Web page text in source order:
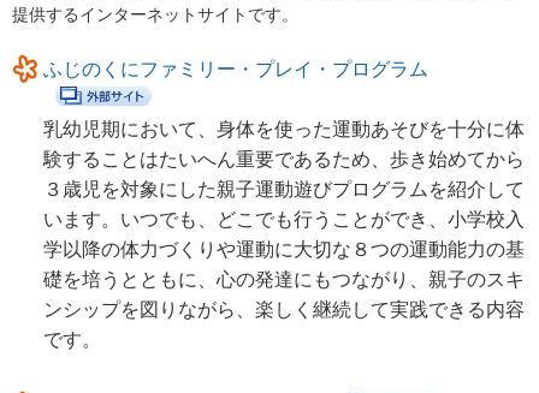
年齢別に探す
妊娠・出産
0歳から就学前
小学生
市町の取組み
県の取組
提供するインターネットサイトです。
ふじのくにファミリー・プレイ・プログラム
乳幼児期において、身体を使った運動あそびを十分に体
験することはたいへん重要であるため、歩き始めてから
３歳児を対象にした親子運動遊びプログラムを紹介して
います。いつでも、どこでも行うことができ、小学校入
学以降の体力づくりや運動に大切な８つの運動能力の基
礎を培うとともに、心の発達にもつながり、親子のスキ
ンシップを図りながら、楽しく継続して実践できる内容
です。